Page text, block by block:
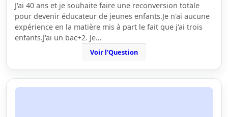
J'ai 40 ans et je souhaite faire une reconversion totale
pour devenir éducateur de jeunes enfants.Je n'ai aucune
expérience en la matière mis à part le fait que j'ai trois
enfants.J'ai un bac+2. Je…
Voir l'Question